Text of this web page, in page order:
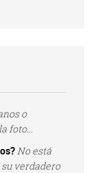
o
foto...
No está
verdadero